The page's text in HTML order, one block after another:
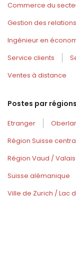
Commerce du
Gestion des
Ingénieur en
Service clients
Ventes à distance
Postes par régions
Etranger
Région Suisse
Région Vaud / Valais
Suisse alémanique
Ville de Zurich / Lac